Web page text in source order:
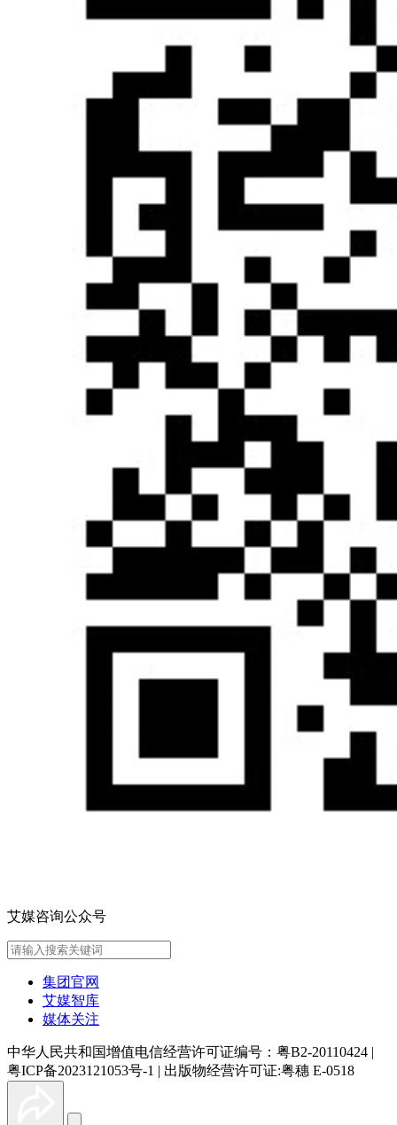
艾媒咨询公众号
集团官网
艾媒智库
媒体关注
中华人民共和国增值电信经营许可证编号：粤B2-20110424 |
粤ICP备2023121053号-1 | 出版物经营许可证:粤穗 E-0518